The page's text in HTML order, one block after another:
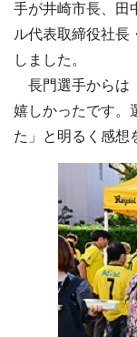
手が井崎市長、田
ル代表取締役社長
しました。
長門選手からは
嬉しかったです。
た」と明るく感想